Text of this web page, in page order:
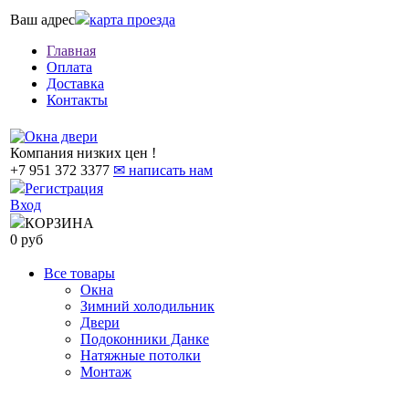
Ваш адрес
карта проезда
Главная
Оплата
Доставка
Контакты
Компания низких цен !
+7 951 372 3377 ✉ написать нам
Регистрация
Вход
КОРЗИНА
0 руб
Все товары
Окна
Зимний холодильник
Двери
Подоконники Данке
Натяжные потолки
Монтаж